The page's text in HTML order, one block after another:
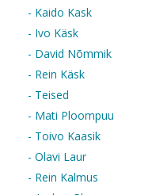
- Kaido Kask
- Ivo Käsk
- David Nõmmik
- Rein Käsk
- Teised
- Mati Ploompuu
- Toivo Kaasik
- Olavi Laur
- Rein Kalmus